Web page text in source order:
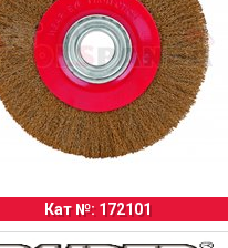
Кат №: 172101